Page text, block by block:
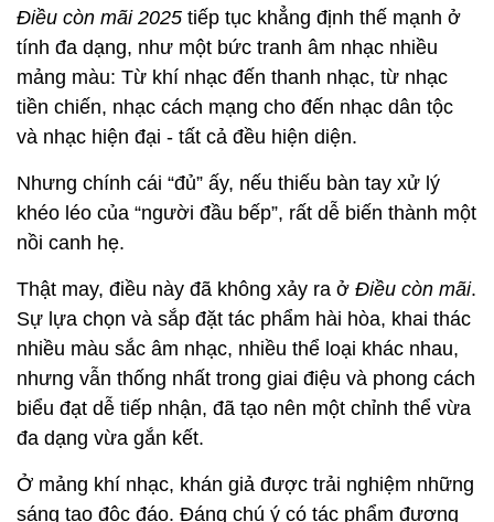
Điều còn mãi 2025 tiếp tục khẳng định thế mạnh ở
tính đa dạng, như một bức tranh âm nhạc nhiều
mảng màu: Từ khí nhạc đến thanh nhạc, từ nhạc
tiền chiến, nhạc cách mạng cho đến nhạc dân tộc
và nhạc hiện đại - tất cả đều hiện diện.
Nhưng chính cái “đủ” ấy, nếu thiếu bàn tay xử lý
khéo léo của “người đầu bếp”, rất dễ biến thành một
nồi canh hẹ.
Thật may, điều này đã không xảy ra ở Điều còn mãi.
Sự lựa chọn và sắp đặt tác phẩm hài hòa, khai thác
nhiều màu sắc âm nhạc, nhiều thể loại khác nhau,
nhưng vẫn thống nhất trong giai điệu và phong cách
biểu đạt dễ tiếp nhận, đã tạo nên một chỉnh thể vừa
đa dạng vừa gắn kết.
Ở mảng khí nhạc, khán giả được trải nghiệm những
sáng tạo độc đáo. Đáng chú ý có tác phẩm đương